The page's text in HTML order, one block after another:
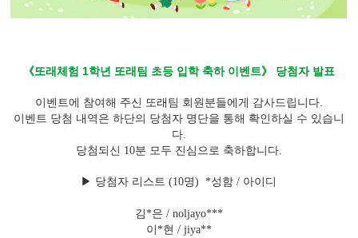
《또래체험 1학년 또래팀 초등 입학 축하 이벤트》 당첨자 발표
이벤트에 참여해 주신 또래팀 회원분들에게 감사드립니다.
이벤트 당첨 내역은 하단의 당첨자 명단을 통해 확인하실 수 있습니
다.
당첨되신 10분 모두 진심으로 축하합니다.
▶ 당첨자 리스트 (10명) *성함 / 아이디
김*은 / noljayo***
이*현 / jiya**